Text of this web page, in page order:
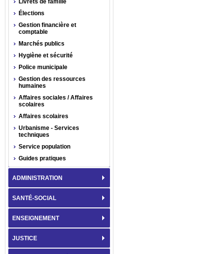
Livrets de famille
Élections
Gestion financière et
comptable
Marchés publics
Hygiène et sécurité
Police municipale
Gestion des ressources
humaines
Affaires sociales / Affaires
scolaires
Affaires scolaires
Urbanisme - Services
techniques
Service population
Guides pratiques
ADMINISTRATION
SANTÉ-SOCIAL
ENSEIGNEMENT
JUSTICE